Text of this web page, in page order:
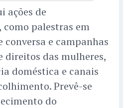
ações de
como palestras em
conversa e campanhas
direitos das mulheres,
doméstica e canais
Prevê-se
do